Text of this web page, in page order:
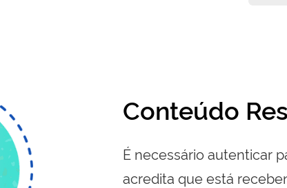
Conteúdo
É necessário autenticar
acredita que está